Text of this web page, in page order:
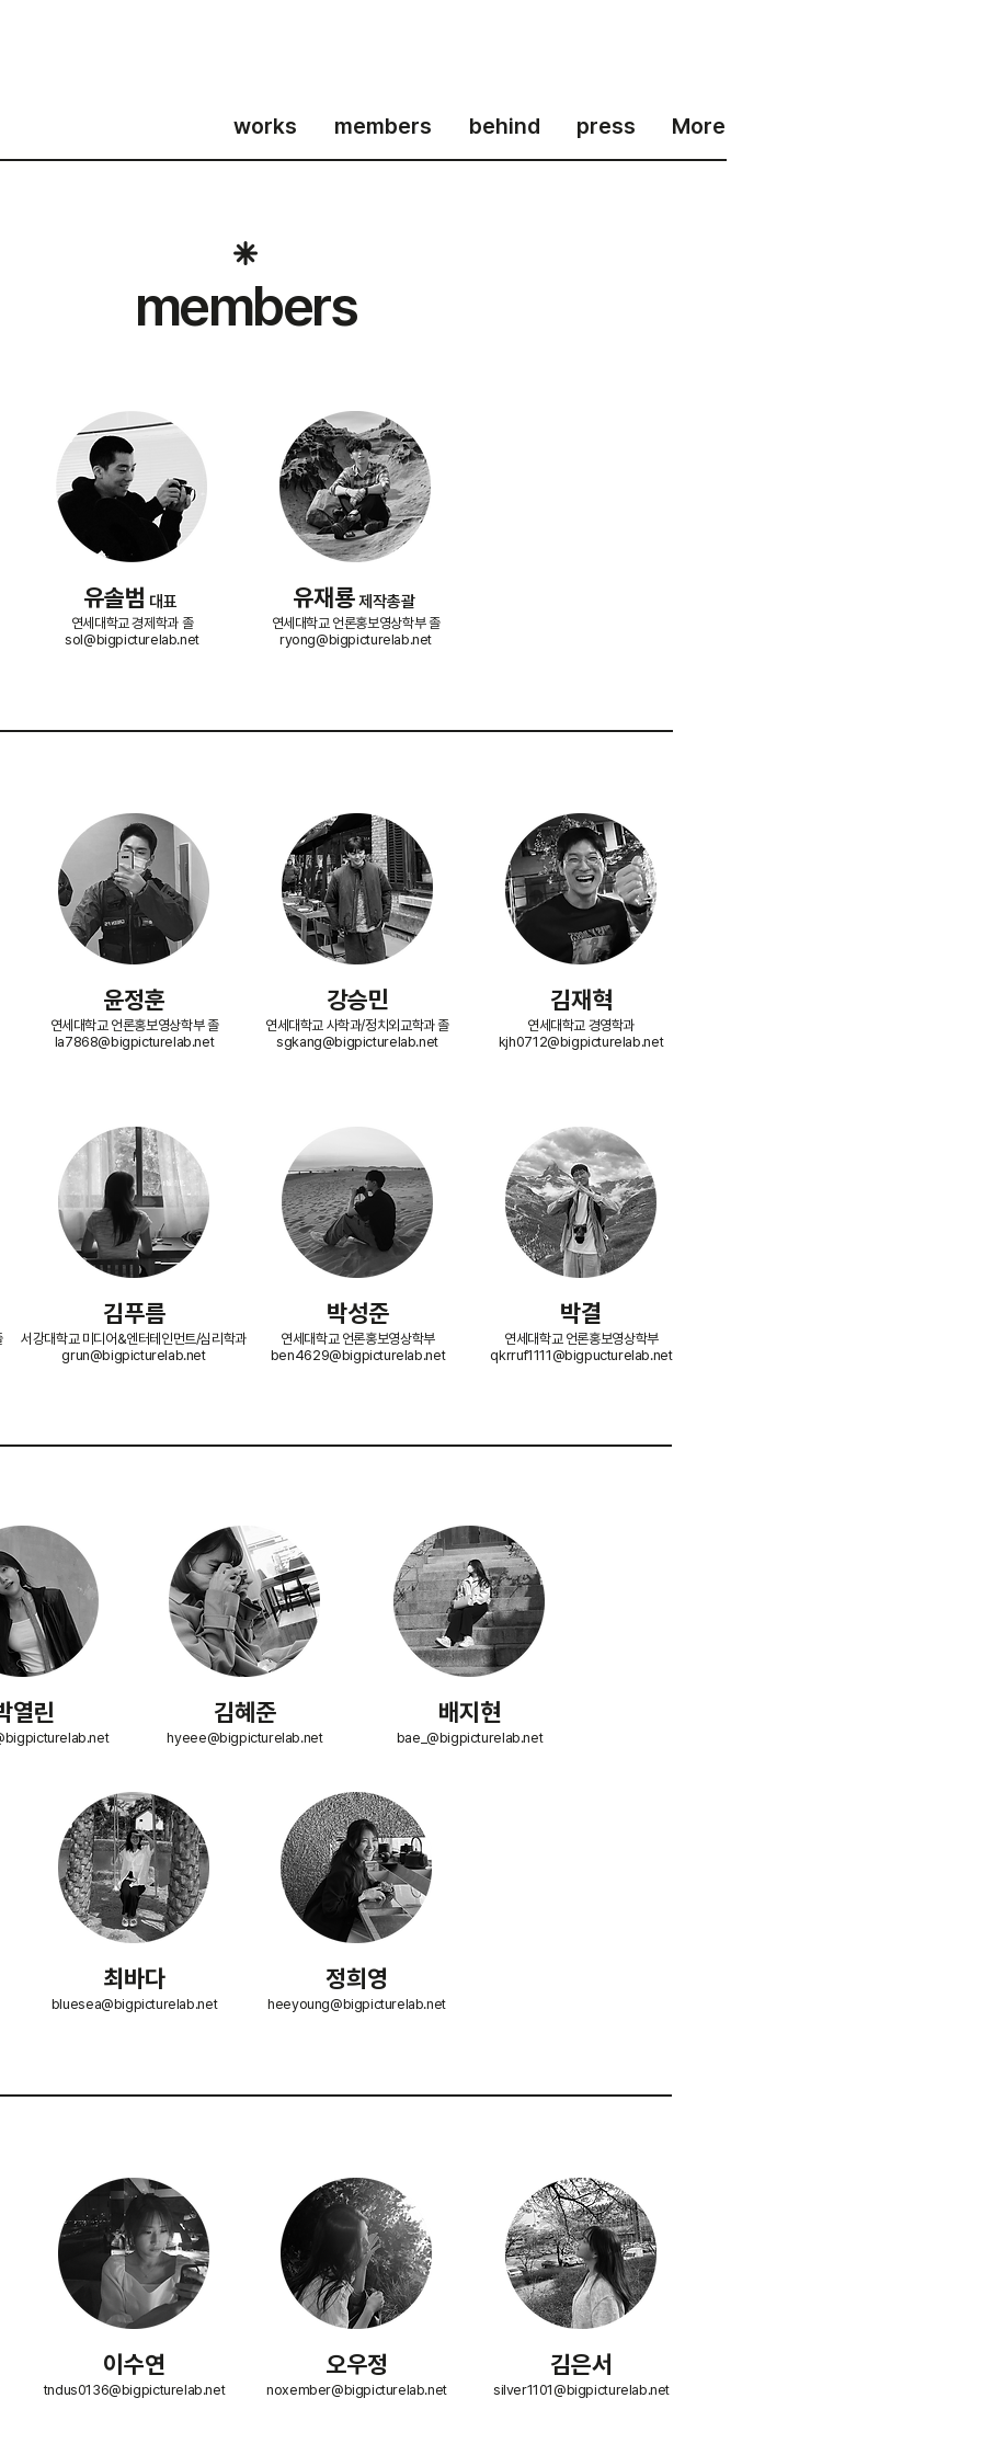
works members behind press More
members
​유솔범 대표
연세대학교 경제학과 졸
sol@bigpicturelab.net
​유재룡제작총괄
연세대학교 언론홍보영상학부 졸
ryong@bigpicturelab.net
​윤정훈
연세대학교 언론홍보영상학부 졸
la7868@bigpicturelab.net
​강승민
연세대학교 사학과/정치외교학과 졸
sgkang@bigpicturelab.net
​김재혁
연세대학교 경영학과
kjh0712@bigpicturelab.net
김푸름
서강대학교 미디어&엔터테인먼트/심리학과
grun@bigpicturelab.net
​박성준
연세대학교 언론홍보영상학부
ben4629@bigpicturelab.net
박결
연세대학교 언론홍보영상학부
qkrruf1111@bigpucturelab.net
열린 ​김혜준
hyeee@bigpicturelab.net
배지현
bae_@bigpicturelab.net
​최바다
bluesea@bigpicturelab.net
정희영
heeyoung@bigpicturelab.net
이수연
tndus0136@bigpicturelab.net
오우정
noxember@bigpicturelab.net
김은서
silver1101@bigpicturelab.net